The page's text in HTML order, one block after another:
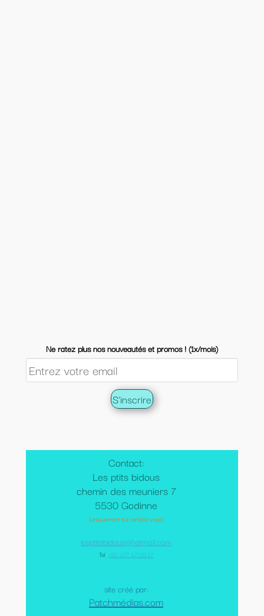
Contact:
Les ptits bidous
chemin des meuniers 7
5530 Godinne
(uniquement sur rendez-vous)
lesptitsbidous@hotmail.com
Tel: +32 477 47 05 17
site créé par:
Patchmédias.com
Ne ratez plus nos nouveautés et promos ! (1x/mois)